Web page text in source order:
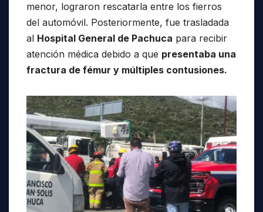
menor, lograron rescatarla entre los fierros
del automóvil. Posteriormente, fue trasladada
al Hospital General de Pachuca para recibir
atención médica debido a que presentaba una
fractura de fémur y múltiples contusiones.